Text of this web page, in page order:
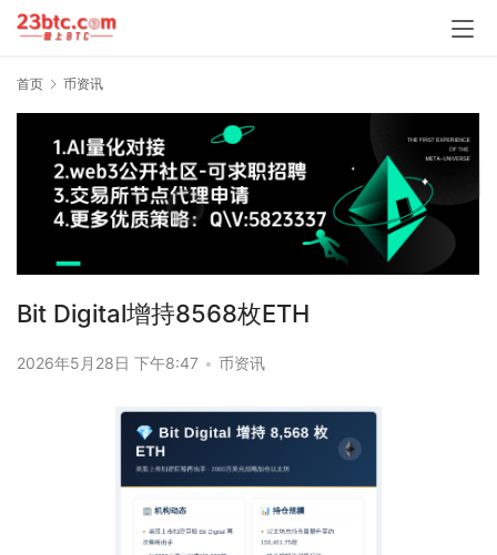
首页 币资讯
Bit Digital增持8568枚ETH
2026年5月28日 下午8:47 • 币资讯